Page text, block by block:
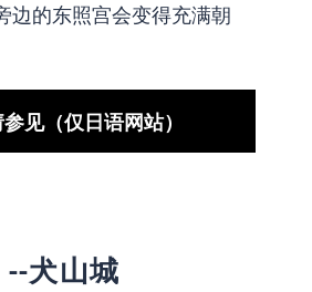
边的东照宫会变得充满朝
见（仅日语网站）
--犬山城